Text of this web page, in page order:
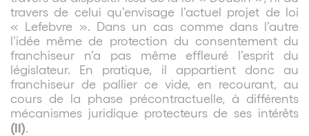
travers de celui qu’envisage l’actuel projet de loi
« Lefebvre ». Dans un cas comme dans l’autre
l’idée même de protection du consentement du
franchiseur n’a pas même effleuré l’esprit du
législateur. En pratique, il appartient donc au
franchiseur de pallier ce vide, en recourant, au
cours de la phase précontractuelle, à différents
mécanismes juridique protecteurs de ses intérêts
(II)